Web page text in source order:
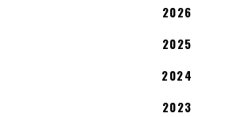
2026
2025
2024
2023